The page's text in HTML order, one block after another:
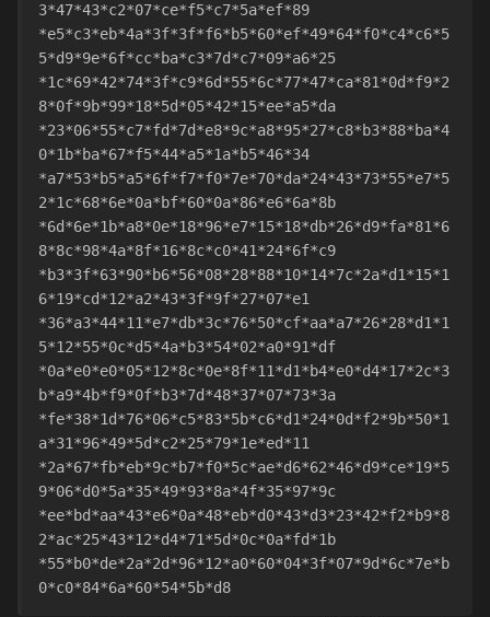
3*47*43*c2*07*ce*f5*c7*5a*ef*89
*e5*c3*eb*4a*3f*3f*f6*b5*60*ef*49*64*f0*c4*c6*5
5*d9*9e*6f*cc*ba*c3*7d*c7*09*a6*25
*1c*69*42*74*3f*c9*6d*55*6c*77*47*ca*81*0d*f9*2
8*0f*9b*99*18*5d*05*42*15*ee*a5*da
*23*06*55*c7*fd*7d*e8*9c*a8*95*27*c8*b3*88*ba*4
0*1b*ba*67*f5*44*a5*1a*b5*46*34
*a7*53*b5*a5*6f*f7*f0*7e*70*da*24*43*73*55*e7*5
2*1c*68*6e*0a*bf*60*0a*86*e6*6a*8b
*6d*6e*1b*a8*0e*18*96*e7*15*18*db*26*d9*fa*81*6
8*8c*98*4a*8f*16*8c*c0*41*24*6f*c9
*b3*3f*63*90*b6*56*08*28*88*10*14*7c*2a*d1*15*1
6*19*cd*12*a2*43*3f*9f*27*07*e1
*36*a3*44*11*e7*db*3c*76*50*cf*aa*a7*26*28*d1*1
5*12*55*0c*d5*4a*b3*54*02*a0*91*df
*0a*e0*e0*05*12*8c*0e*8f*11*d1*b4*e0*d4*17*2c*3
b*a9*4b*f9*0f*b3*7d*48*37*07*73*3a
*fe*38*1d*76*06*c5*83*5b*c6*d1*24*0d*f2*9b*50*1
a*31*96*49*5d*c2*25*79*1e*ed*11
*2a*67*fb*eb*9c*b7*f0*5c*ae*d6*62*46*d9*ce*19*5
9*06*d0*5a*35*49*93*8a*4f*35*97*9c
*ee*bd*aa*43*e6*0a*48*eb*d0*43*d3*23*42*f2*b9*8
2*ac*25*43*12*d4*71*5d*0c*0a*fd*1b
*55*b0*de*2a*2d*96*12*a0*60*04*3f*07*9d*6c*7e*b
0*c0*84*6a*60*54*5b*d8